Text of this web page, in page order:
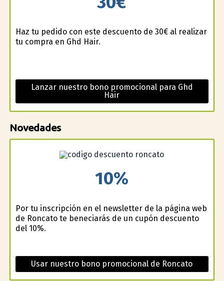
Haz tu pedido con este descuento de 30€ al realizar
tu compra en Ghd Hair.
Lanzar nuestro bono promocional para Ghd
Hair
Novedades
10%
Por tu inscripción en el newsletter de la página web
de Roncato te beneficiarás de un cupón descuento
del 10%.
Usar nuestro bono promocional de Roncato